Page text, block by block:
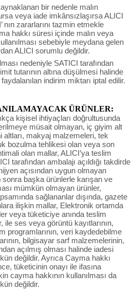
bir nedenle malın
veya iade imkânsızlaşırsa ALICI
nın zararlarını tazmin etmekle
hakkı süresi içinde malın veya
sebebiyle meydana gelen
ALICI sorumlu değildir.
nedeniyle SATICI tarafından
tutarının altına düşülmesi halinde
indirim miktarı iptal edilir.
ÜRÜNLER:
kişisel ihtiyaçları doğrultusunda
müsait olmayan, iç giyim alt
altları, makyaj malzemeleri, tek
bozulma tehlikesi olan veya son
olan mallar, ALICI’ya teslim
tarafından ambalajı açıldığı takdirde
açısından uygun olmayan
başka ürünlerle karışan ve
mümkün olmayan ürünler,
sağlananlar dışında, gazete
ilişkin mallar, Elektronik ortamda
veya tüketiciye anında teslim
ses veya görüntü kayıtlarının,
programlarının, veri kaydedebilme
bilgisayar sarf malzemelerinin,
açılmış olması halinde iadesi
değildir. Ayrıca Cayma hakkı
tüketicinin onayı ile ifasına
cayma hakkının kullanılması da
değildir.